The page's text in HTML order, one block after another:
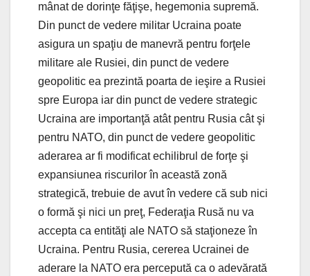
mânat de dorinţe făţişe, hegemonia supremă.
Din punct de vedere militar Ucraina poate
asigura un spaţiu de manevră pentru forţele
militare ale Rusiei, din punct de vedere
geopolitic ea prezintă poarta de ieşire a Rusiei
spre Europa iar din punct de vedere strategic
Ucraina are importanţă atât pentru Rusia cât şi
pentru NATO, din punct de vedere geopolitic
aderarea ar fi modificat echilibrul de forţe şi
expansiunea riscurilor în această zonă
strategică, trebuie de avut în vedere că sub nici
o formă şi nici un preţ, Federaţia Rusă nu va
accepta ca entităţi ale NATO să staţioneze în
Ucraina. Pentru Rusia, cererea Ucrainei de
aderare la NATO era percepută ca o adevărată